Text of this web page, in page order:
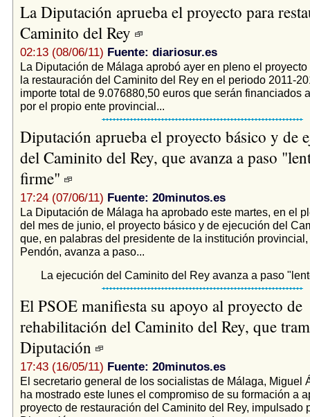
La Diputación aprueba el proyecto para
Caminito del Rey
02:13 (08/06/11) Fuente: diariosur.es
La Diputación de Málaga aprobó ayer en pleno el
la restauración del Caminito del Rey en el periodo 2011-
importe total de 9.076880,50 euros que serán financiados
por el propio ente provincial...
Diputación aprueba el proyecto básico y de
del Caminito del Rey, que avanza a paso
firme"
17:24 (07/06/11) Fuente: 20minutos.es
La Diputación de Málaga ha aprobado este martes, en el
del mes de junio, el proyecto básico y de ejecución del
que, en palabras del presidente de la institución
Pendón, avanza a paso...
La ejecución del Caminito del Rey avanza a paso
El PSOE manifiesta su apoyo al proyecto de
rehabilitación del Caminito del Rey, que
Diputación
17:43 (16/05/11) Fuente: 20minutos.es
El secretario general de los socialistas de Málaga, Miguel
ha mostrado este lunes el compromiso de su formación a
proyecto de restauración del Caminito del Rey, impulsado